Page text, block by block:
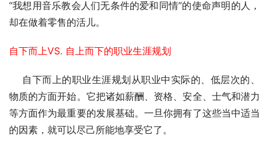
“我想用音乐教会人们无条件的爱和同情”的使命声明的人，
却在做着零售的活儿。
自下而上VS. 自上而下的职业生涯规划
自下而上的职业生涯规划从职业中实际的、低层次的、
物质的方面开始。它把诸如薪酬、资格、安全、士气和潜力
等方面作为最重要的发展基础。一旦你拥有了这些当中适当
的因素，就可以尽己所能地享受它了。